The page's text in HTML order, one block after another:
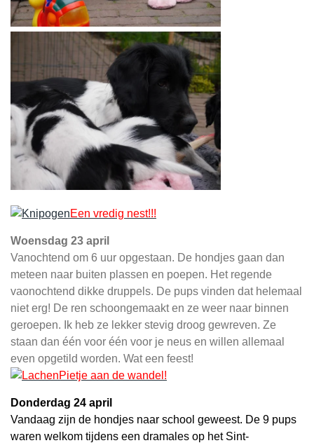
Een vredig nest!!!
Woensdag 23 april
Vanochtend om 6 uur opgestaan. De hondjes gaan dan
meteen naar buiten plassen en poepen. Het regende
vaonochtend dikke druppels. De pups vinden dat helemaal
niet erg! De ren schoongemaakt en ze weer naar binnen
geroepen. Ik heb ze lekker stevig droog gewreven. Ze
staan dan één voor één voor je neus en willen allemaal
even opgetild worden. Wat een feest!
Pietje aan de wandel!
Donderdag 24 april
Vandaag zijn de hondjes naar school geweest. De 9 pups
waren welkom tijdens een dramales op het Sint-